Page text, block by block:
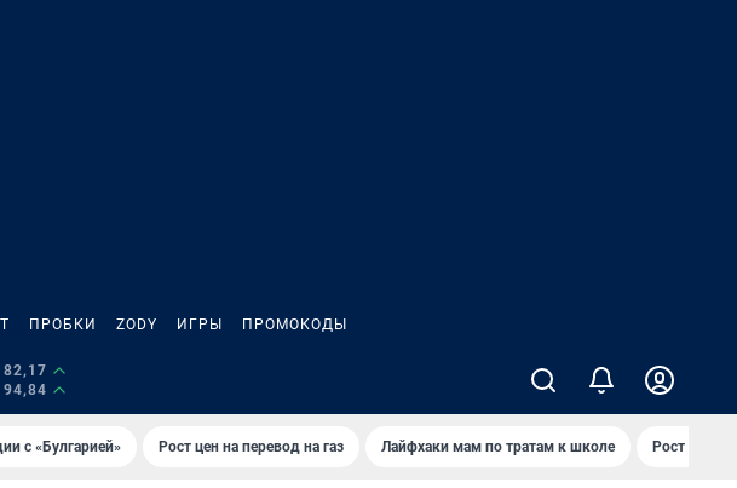
ПРОБКИ ZODY ИГРЫ ПРОМОКОДЫ
82,17
94,84
с «Булгарией» Рост цен на перевод на газ Лайфхаки мам по тратам к школе Рост цен на